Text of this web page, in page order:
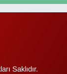
Saklıdır.